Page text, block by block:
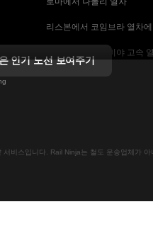
리스본에서 코임브라 열차에
마드리드에서 세비야 고속
비엔나에서 프라하 고속 열
인기 노선 보여주기
비스입니다. Rail Ninja는 철도 운송업체가